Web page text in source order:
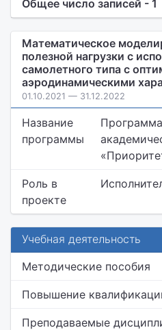
Общее число записей - 1
Математическое
полезной нагрузки с
самолетного типа с
аэродинамическими
01.10.2021 — 31.12.2022
Название
программы
Программа
Роль в
проекте
Учебная деятельность
Методические пособия
Повышение
Преподаваемые